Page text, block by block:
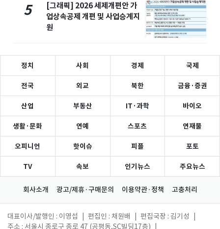
5
[그래픽] 2026 세제개편안 가
업상속공제 개편 및 사업승계지
원
정치 사회 경제 국제
전국 외교 북한 금융·증권
산업 부동산 IT·과학 바이오
생활·문화 연예 스포츠 연재물
오피니언 핫이슈 피플 포토
TV 속보 인기뉴스 주요뉴스
회사소개 광고/제휴·구매문의 이용약관·정책 고충처리
대표이사/발행인 : 이영섭 편집인 : 채원배 편집국장 : 김기성
주소 : 서울시 종로구 종로 47 (공평동,SC빌딩17층)